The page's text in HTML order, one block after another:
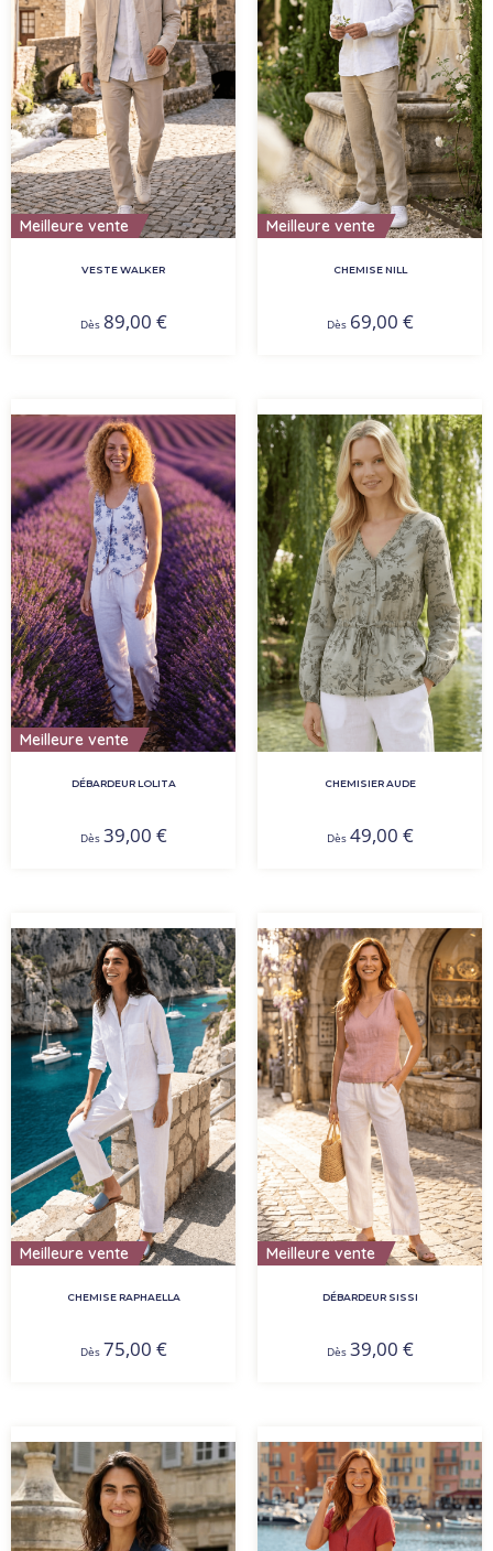
Meilleure vente
VESTE WALKER
Dès 89,00 €
Meilleure vente
CHEMISE NILL
Dès 69,00 €
Meilleure vente
DÉBARDEUR LOLITA
Dès 39,00 €
CHEMISIER AUDE
Dès 49,00 €
Meilleure vente
CHEMISE RAPHAELLA
Dès 75,00 €
Meilleure vente
DÉBARDEUR SISSI
Dès 39,00 €